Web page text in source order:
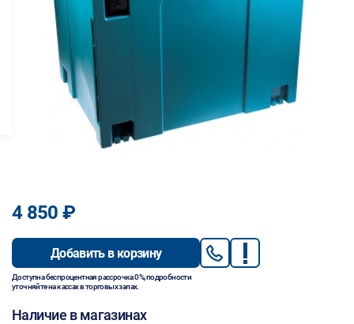
4 850 ₽
Добавить в корзину
Доступна беспроцентная рассрочка 0%, подробности
уточняйте на кассах в торговых залах.
Наличие в магазинах